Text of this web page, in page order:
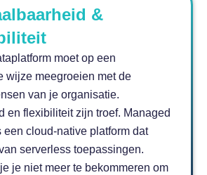
&
moet op een
wijze meegroeien met de
van je organisatie.
en flexibiliteit zijn troef. Managed
een cloud-native platform dat
serverless toepassingen.
je niet meer te bekommeren om